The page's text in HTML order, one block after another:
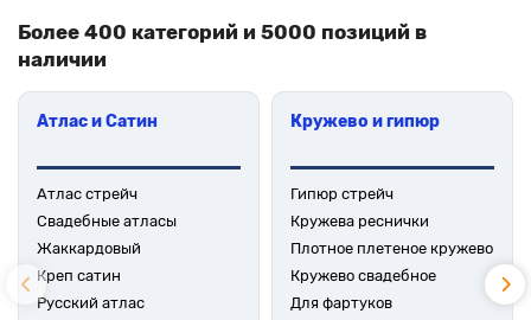
Более 400 категорий и 5000 позиций в
наличии
Атлас и Сатин
Атлас стрейч
Свадебные атласы
Жаккардовый
Креп сатин
Русский атлас
Кружево и гипюр
Гипюр стрейч
Кружева реснички
Плотное плетеное кружево
Кружево свадебное
Для фартуков